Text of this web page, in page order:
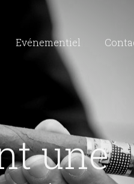
Evénementiel
une